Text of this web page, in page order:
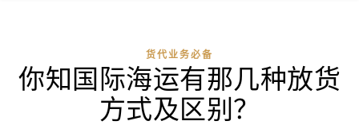
货代业务必备
你知国际海运有那几种放货
方式及区别？